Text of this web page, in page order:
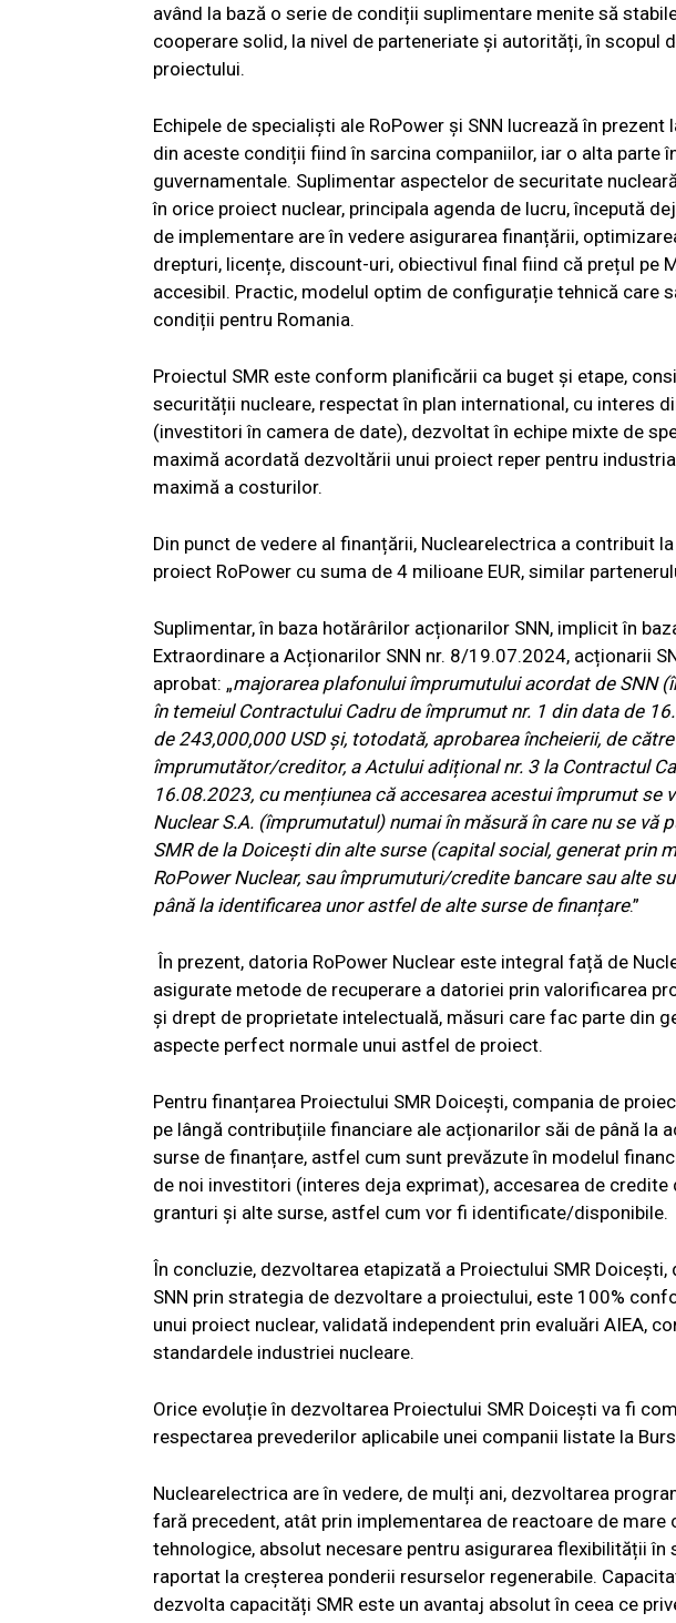
având la bază o serie de condiții suplimentare menite să
cooperare solid, la nivel de parteneriate și autorități, în scopul
proiectului.
Echipele de specialiști ale RoPower și SNN lucrează în
din aceste condiții fiind în sarcina companiilor, iar o alta parte
guvernamentale. Suplimentar aspectelor de securitate
în orice proiect nuclear, principala agenda de lucru, începută
de implementare are în vedere asigurarea finanțării,
drepturi, licențe, discount-uri, obiectivul final fiind că prețul pe
accesibil. Practic, modelul optim de configurație tehnică care
condiții pentru Romania.
Proiectul SMR este conform planificării ca buget și etape,
securității nucleare, respectat în plan international, cu interes
(investitori în camera de date), dezvoltat în echipe mixte de
maximă acordată dezvoltării unui proiect reper pentru
maximă a costurilor.
Din punct de vedere al finanțării, Nuclearelectrica a contribuit
proiect RoPower cu suma de 4 milioane EUR, similar
Suplimentar, în baza hotărârilor acționarilor SNN, implicit în
Extraordinare a Acționarilor SNN nr. 8/19.07.2024, acționarii
aprobat: „majorarea plafonului împrumutului acordat de SNN
în temeiul Contractului Cadru de împrumut nr. 1 din data de
de 243,000,000 USD și, totodată, aprobarea încheierii, de
împrumutător/creditor, a Actului adițional nr. 3 la Contractul
16.08.2023, cu mențiunea că accesarea acestui împrumut se
Nuclear S.A. (împrumutatul) numai în măsură în care nu se vă
SMR de la Doicești din alte surse (capital social, generat prin
RoPower Nuclear, sau împrumuturi/credite bancare sau alte
până la identificarea unor astfel de alte surse de finanțare.”
În prezent, datoria RoPower Nuclear este integral față de
asigurate metode de recuperare a datoriei prin valorificarea
și drept de proprietate intelectuală, măsuri care fac parte din
aspecte perfect normale unui astfel de proiect.
Pentru finanțarea Proiectului SMR Doicești, compania de
pe lângă contribuțiile financiare ale acționarilor săi de până la
surse de finanțare, astfel cum sunt prevăzute în modelul
de noi investitori (interes deja exprimat), accesarea de credite
granturi și alte surse, astfel cum vor fi identificate/disponibile.
În concluzie, dezvoltarea etapizată a Proiectului SMR
SNN prin strategia de dezvoltare a proiectului, este 100%
unui proiect nuclear, validată independent prin evaluări AIEA,
standardele industriei nucleare.
Orice evoluție în dezvoltarea Proiectului SMR Doicești va fi
respectarea prevederilor aplicabile unei companii listate la
Nuclearelectrica are în vedere, de mulți ani, dezvoltarea
fară precedent, atât prin implementarea de reactoare de mare
tehnologice, absolut necesare pentru asigurarea flexibilității
raportat la creșterea ponderii resurselor regenerabile.
dezvolta capacități SMR este un avantaj absolut în ceea ce